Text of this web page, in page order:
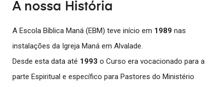
A nossa História
A Escola Bíblica Maná (EBM) teve início em 1989 nas
instalações da Igreja Maná em Alvalade.
Desde esta data até 1993 o Curso era vocacionado para a
parte Espiritual e específico para Pastores do Ministério